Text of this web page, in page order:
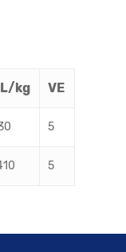
kg VE
5
5